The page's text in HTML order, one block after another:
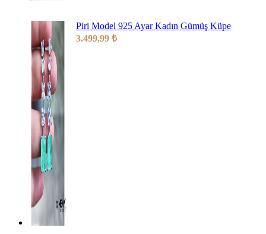
Piri Model 925 Ayar Kadın Gümüş Küpe
3.499,99 ₺